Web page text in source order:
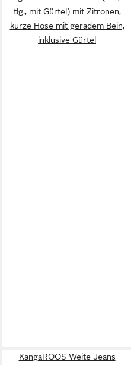
tlg., mit Gürtel) mit Zitronen,
kurze Hose mit geradem Bein,
inklusive Gürtel
KangaROOS Weite Jeans